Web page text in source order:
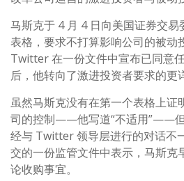
马斯克于 4 月 4 日向美国证券交
表格，要求不打算影响公司的被动
Twitter 在一份文件中宣布已同意
后，他转向了激进投资者要求的更
虽然马斯克没有在第一个表格上证
司的控制——他写道“不适用”——
经与 Twitter 领导层进行的对话不
交的一份监管文件中表示，马斯克
论收购事宜。